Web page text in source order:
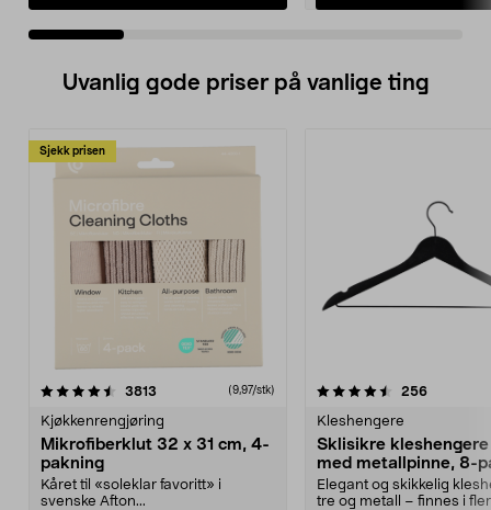
Uvanlig gode priser på vanlige ting
Sjekk prisen
3813 anmeldelser(9,97/stk)
Kjøkkenrengjøring
Mikrofiberklut 32 x 31 cm, 4-
pakning
Kåret til «soleklar favoritt» i
svenske Afton...
4.5av 5 stjerner 256
Kleshengere
Sklisikre
med metallpinne, 8-
Elegant og skikkelig
tre og metall – finnes i
4.5av 5 stjerner